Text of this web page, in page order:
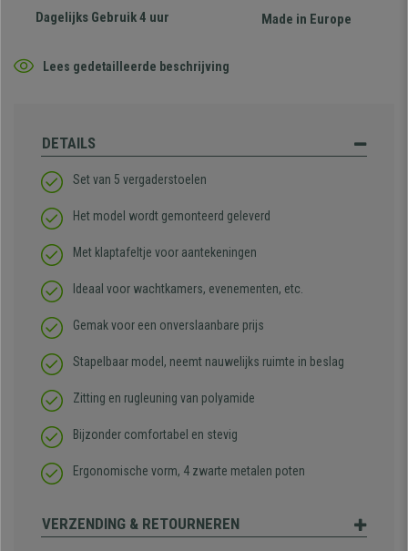
Dagelijks Gebruik 4 uur Made in Europe
Lees gedetailleerde beschrijving
DETAILS
Set van 5 vergaderstoelen
Het model wordt gemonteerd geleverd
Met klaptafeltje voor aantekeningen
Ideaal voor wachtkamers, evenementen, etc.
Gemak voor een onverslaanbare prijs
Stapelbaar model, neemt nauwelijks ruimte in beslag
Zitting en rugleuning van polyamide
Bijzonder comfortabel en stevig
Ergonomische vorm, 4 zwarte metalen poten
VERZENDING & RETOURNEREN